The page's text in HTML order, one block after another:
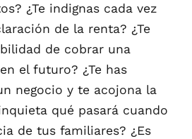
¿Te indignas cada vez
de la renta? ¿Te
de cobrar una
el futuro? ¿Te has
negocio y te acojona la
qué pasará cuando
de tus familiares? ¿Es